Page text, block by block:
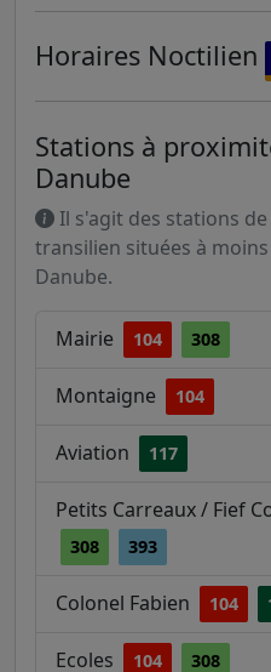
Horaires Noctilien
Stations à
Danube
Il s'agit des stations
transilien situées à
Danube.
Mairie 104 308
Montaigne 104
Aviation 117
Petits Carreaux / Fief
308
393
Colonel Fabien 104
Ecoles 104 308